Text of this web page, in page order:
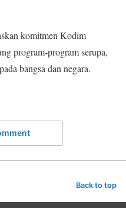
komitmen Kodim
program-program serupa,
bangsa dan negara.
Back to top